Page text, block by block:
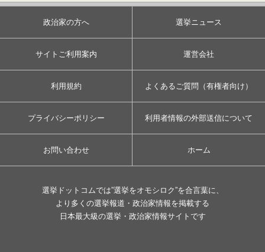
政治家の方へ 選挙ニュース
サイトご利用案内 運営会社
利用規約 よくあるご質問（有権者向け）
プライバシーポリシー 利用者情報の外部送信について
お問い合わせ ホーム
選挙ドットコムでは”選挙をオモシロク”を合言葉に、
より多くの選挙報道・政治家情報を掲載する
日本最大級の選挙・政治家情報サイトです